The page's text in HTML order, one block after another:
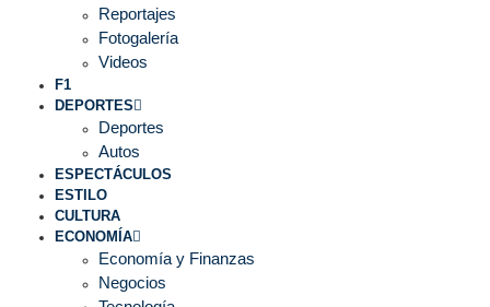
Reportajes
Fotogalería
Videos
F1
DEPORTES
Deportes
Autos
ESPECTÁCULOS
ESTILO
CULTURA
ECONOMÍA
Economía y Finanzas
Negocios